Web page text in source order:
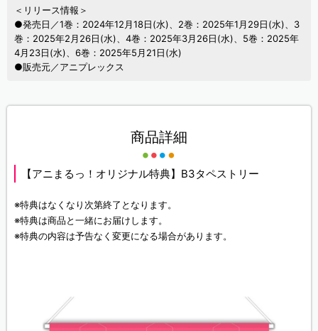
＜リリース情報＞
●発売日／1巻：2024年12月18日(水)、2巻：2025年1月29日(水)、3
巻：2025年2月26日(水)、4巻：2025年3月26日(水)、5巻：2025年
4月23日(水)、6巻：2025年5月21日(水)
●販売元／アニプレックス
商品詳細
【アニまるっ！オリジナル特典】B3タペストリー
※特典はなくなり次第終了となります。
※特典は商品と一緒にお届けします。
※特典の内容は予告なく変更になる場合があります。